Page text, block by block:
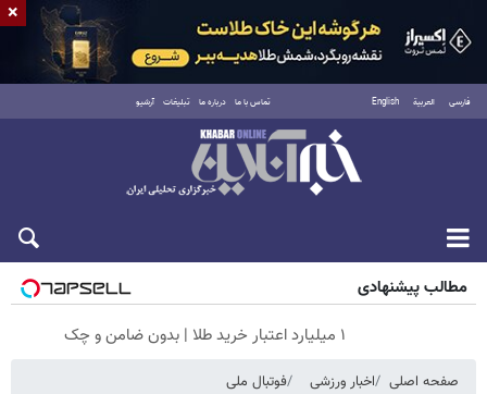
فارسی العربية English تماس با ما درباره ما تبلیغات آرشیو
شنبه ۱۷ مرداد ۱۴۰۵
مطالب پیشنهادی
۱ میلیارد اعتبار خرید طلا | بدون ضامن و چک
صفحه اصلی اخبار ورزشی فوتبال ملی
×